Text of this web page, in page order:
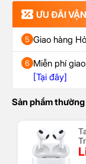
ƯU ĐÃI
5 Giao hàng
6 Miễn phí
[Tại đây]
Sản phẩm